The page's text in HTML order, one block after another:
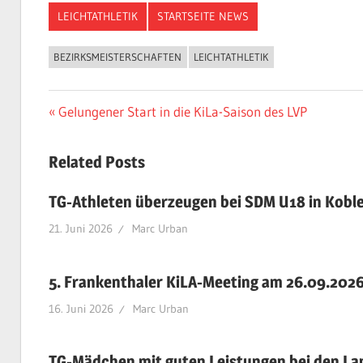
LEICHTATHLETIK STARTSEITE NEWS
BEZIRKSMEISTERSCHAFTEN LEICHTATHLETIK
Beitragsnavigation
Vorheriger
Gelungener Start in die KiLa-Saison des LVP
Related Posts
TG-Athleten überzeugen bei SDM U18 in
21. Juni 2026 Marc Urban
5. Frankenthaler KiLA-Meeting am
16. Juni 2026 Marc Urban